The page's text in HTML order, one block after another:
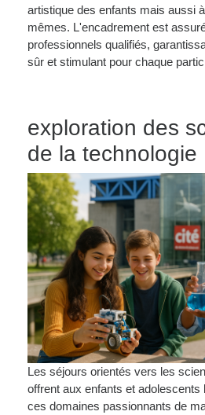
artistique des enfants mais aussi
mêmes. L'encadrement est
professionnels qualifiés,
sûr et stimulant pour chaque
exploration des
de la technologie
Les séjours orientés vers les
offrent aux enfants et adolescents
ces domaines passionnants de